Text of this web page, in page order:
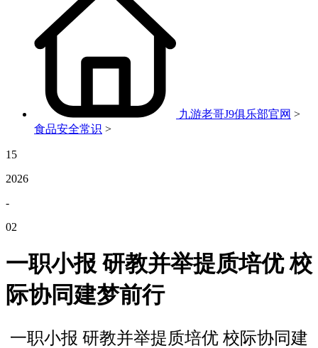
九游老哥J9俱乐部官网 >
食品安全常识 >
15
2026
-
02
一职小报 研教并举提质培优 校
际协同建梦前行
一职小报 研教并举提质培优 校际协同建